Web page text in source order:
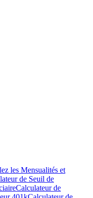
les Mensualités et
de Seuil de
Calculateur de